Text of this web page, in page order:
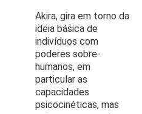
Akira, gira em torno da
ideia básica de
indivíduos com
poderes sobre-
humanos, em
particular as
capacidades
psicocinéticas, mas